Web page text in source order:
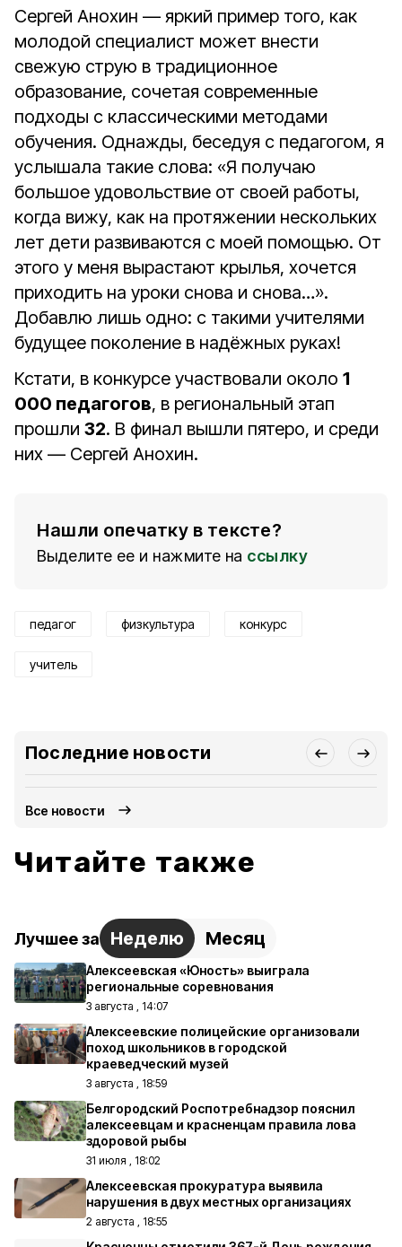
Сергей Анохин — яркий пример того, как
молодой специалист может внести
свежую струю в традиционное
образование, сочетая современные
подходы с классическими методами
обучения. Однажды, беседуя с педагогом, я
услышала такие слова: «Я получаю
большое удовольствие от своей работы,
когда вижу, как на протяжении нескольких
лет дети развиваются с моей помощью. От
этого у меня вырастают крылья, хочется
приходить на уроки снова и снова…».
Добавлю лишь одно: с такими учителями
будущее поколение в надёжных руках!
Кстати, в конкурсе участвовали около 1
000 педагогов, в региональный этап
прошли 32. В финал вышли пятеро, и среди
них — Сергей Анохин.
Нашли опечатку в тексте?
Выделите ее и нажмите на ссылку
педагог физкультура конкурс
учитель
Последние новости
Все новости
Читайте также
Лучшее за Неделю Месяц
Алексеевская «Юность» выиграла
региональные соревнования
3 августа , 14:07
Алексеевские полицейские организовали
поход школьников в городской
краеведческий музей
3 августа , 18:59
Белгородский Роспотребнадзор пояснил
алексеевцам и красненцам правила лова
здоровой рыбы
31 июля , 18:02
Алексеевская прокуратура выявила
нарушения в двух местных организациях
2 августа , 18:55